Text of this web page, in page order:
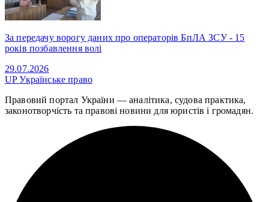
За передачу ворогу даних про операторів БпЛА ЗСУ - 15
років позбавлення волі
29.07.2026
UPУкраїнське право
Правовий портал України — аналітика, судова практика,
законотворчість та правові новини для юристів і громадян.